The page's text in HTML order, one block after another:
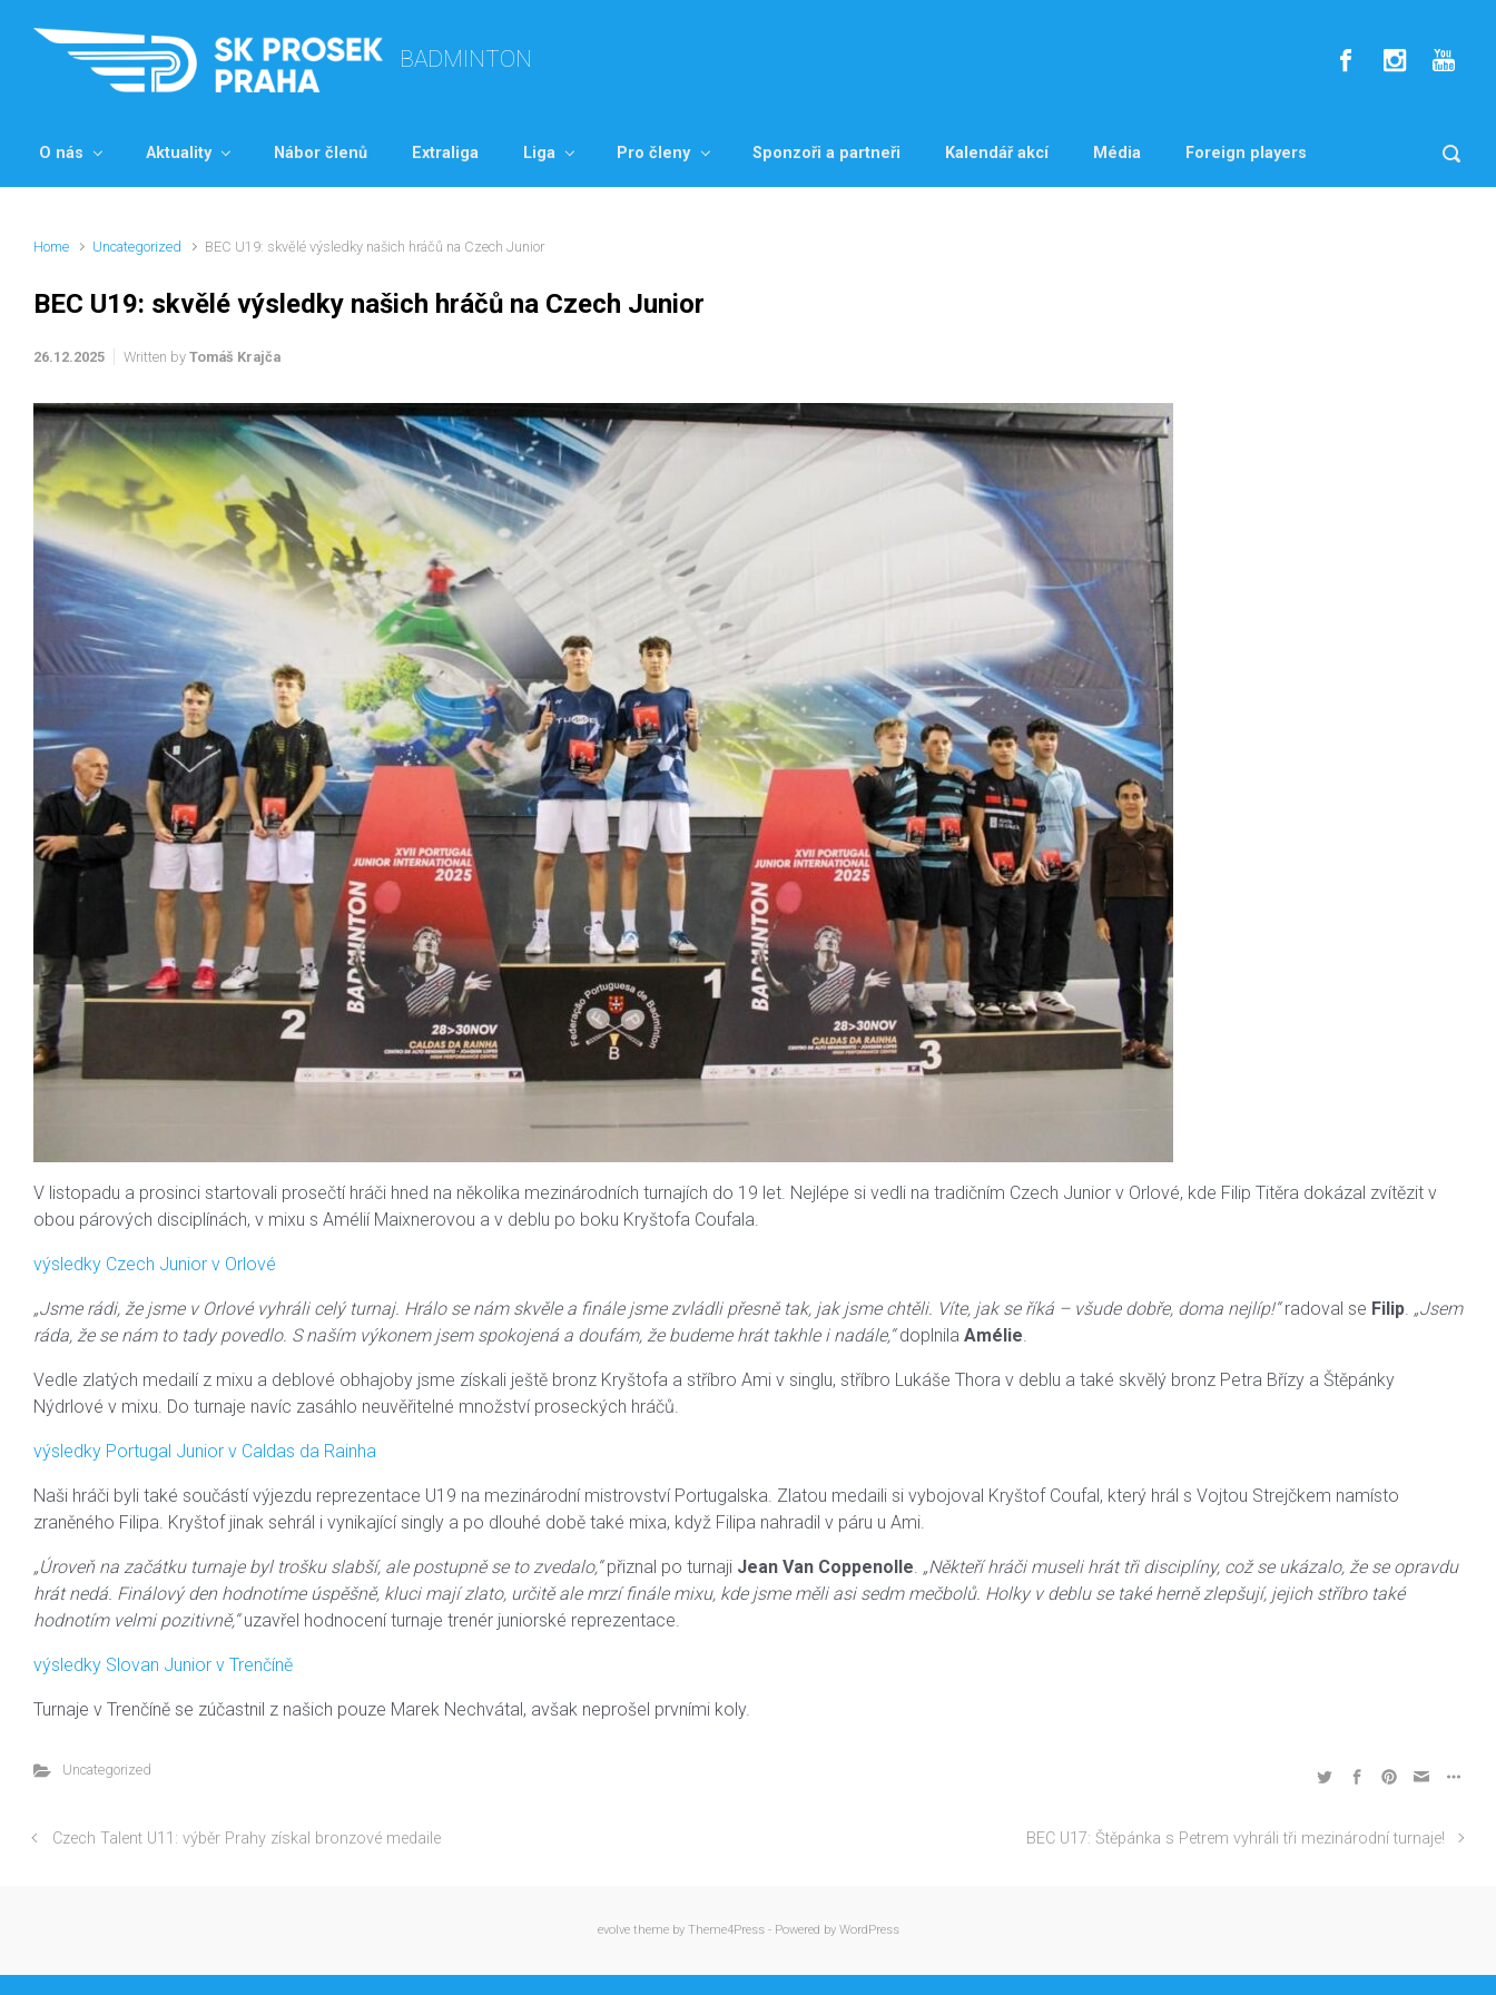
Skip to main content
BADMINTON
O nás Aktuality Nábor členů Extraliga Liga Pro členy Sponzoři a partneři Kalendář akcí Média Foreign players
Home Uncategorized BEC U19: skvělé výsledky našich hráčů na Czech Junior
BEC U19: skvělé výsledky našich hráčů na Czech Junior
26.12.2025 Written by Tomáš Krajča
V listopadu a prosinci startovali prosečtí hráči hned na několika mezinárodních turnajích do 19 let. Nejlépe si vedli na tradičním Czech Junior v Orlové, kde Filip Titěra dokázal zvítězit v
obou párových disciplínách, v mixu s Amélií Maixnerovou a v deblu po boku Kryštofa Coufala.
výsledky Czech Junior v Orlové
„Jsme rádi, že jsme v Orlové vyhráli celý turnaj. Hrálo se nám skvěle a finále jsme zvládli přesně tak, jak jsme chtěli. Víte, jak se říká – všude dobře, doma nejlíp!“radoval se Filip. „Jsem
ráda, že se nám to tady povedlo. S naším výkonem jsem spokojená a doufám, že budeme hrát takhle i nadále,“doplnila Amélie.
Vedle zlatých medailí z mixu a deblové obhajoby jsme získali ještě bronz Kryštofa a stříbro Ami v singlu, stříbro Lukáše Thora v deblu a také skvělý bronz Petra Břízy a Štěpánky
Nýdrlové v mixu. Do turnaje navíc zasáhlo neuvěřitelné množství proseckých hráčů.
výsledky Portugal Junior v Caldas da Rainha
Naši hráči byli také součástí výjezdu reprezentace U19 na mezinárodní mistrovství Portugalska. Zlatou medaili si vybojoval Kryštof Coufal, který hrál s Vojtou Strejčkem namísto
zraněného Filipa. Kryštof jinak sehrál i vynikající singly a po dlouhé době také mixa, když Filipa nahradil v páru u Ami.
„Úroveň na začátku turnaje byl trošku slabší, ale postupně se to zvedalo,“přiznal po turnaji Jean Van Coppenolle. „Někteří hráči museli hrát tři disciplíny, což se ukázalo, že se opravdu
hrát nedá. Finálový den hodnotíme úspěšně, kluci mají zlato, určitě ale mrzí finále mixu, kde jsme měli asi sedm mečbolů. Holky v deblu se také herně zlepšují, jejich stříbro také
hodnotím velmi pozitivně,“uzavřel hodnocení turnaje trenér juniorské reprezentace.
výsledky Slovan Junior v Trenčíně
Turnaje v Trenčíně se zúčastnil z našich pouze Marek Nechvátal, avšak neprošel prvními koly.
Uncategorized
Czech Talent U11: výběr Prahy získal bronzové medaile BEC U17: Štěpánka s Petrem vyhráli tři mezinárodní turnaje!
evolvetheme by Theme4Press - Powered by WordPress